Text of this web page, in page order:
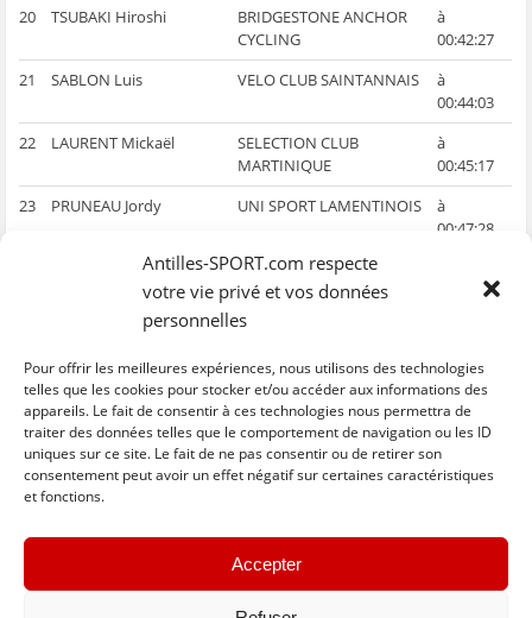
Antilles-SPORT.com respecte
votre vie privé et vos données
personnelles
Pour offrir les meilleures expériences, nous utilisons des technologies
telles que les cookies pour stocker et/ou accéder aux informations des
appareils. Le fait de consentir à ces technologies nous permettra de
traiter des données telles que le comportement de navigation ou les ID
uniques sur ce site. Le fait de ne pas consentir ou de retirer son
consentement peut avoir un effet négatif sur certaines caractéristiques
et fonctions.
Accepter
20
TSUBAKI Hiroshi
BRIDGESTONE ANCHOR
CYCLING
à
00:42:27
21
SABLON Luis VELO CLUB SAINTANNAIS
à
00:44:03
22
LAURENT Mickaël
SELECTION CLUB
MARTINIQUE
à
00:45:17
23
PRUNEAU Jordy UNI SPORT LAMENTINOIS
à
00:47:28
OSSYRA Gabriel
TEAM GF PRO
FACHKILINK
00:49:18
BOUSQUET Pascal LA DEFENSE
Le classement général tient compte des bonifications.
C
l
u
C
l
u
C
l
i
p
o
u
C
l
u
C
l
u